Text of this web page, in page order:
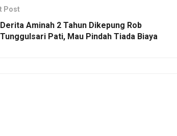
Post
Derita Aminah 2 Tahun Dikepung Rob
Tunggulsari Pati, Mau Pindah Tiada Biaya